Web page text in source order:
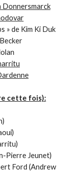
Donnersmarck
» de Kim Ki Duk
cette fois):
Pierre Jeunet)
Ford (Andrew